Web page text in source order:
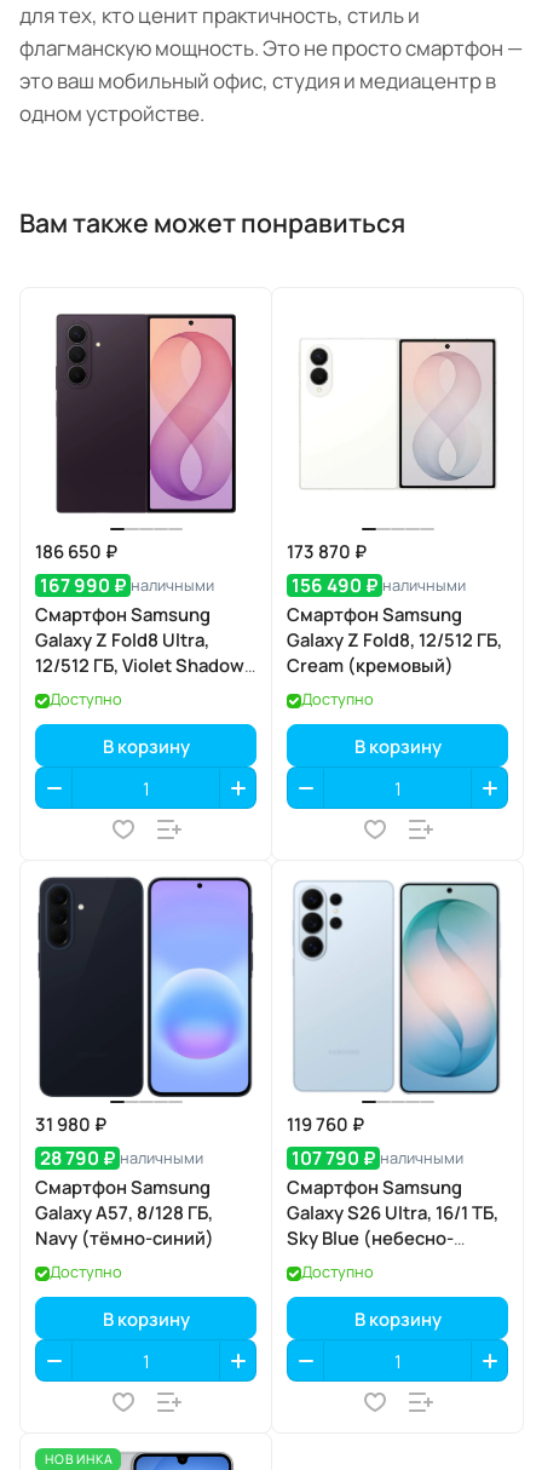
для тех, кто ценит практичность, стиль и
флагманскую мощность. Это не просто смартфон —
это ваш мобильный офис, студия и медиацентр в
одном устройстве.
Вам также может понравиться
186 650 ₽
167 990 ₽ наличными
Смартфон Samsung
Galaxy Z Fold8 Ultra,
12/512 ГБ, Violet Shadow
(фиолетовая тень)
Доступно
В корзину
173 870 ₽
156 490 ₽ наличными
Смартфон Samsung
Galaxy Z Fold8, 12/512 ГБ,
Cream (кремовый)
Доступно
В корзину
31 980 ₽
28 790 ₽ наличными
Смартфон Samsung
Galaxy A57, 8/128 ГБ,
Navy (тёмно-синий)
Доступно
В корзину
119 760 ₽
107 790 ₽ наличными
Смартфон Samsung
Galaxy S26 Ultra, 16/1 ТБ,
Sky Blue (небесно-
голубой)
Доступно
В корзину
НОВИНКА